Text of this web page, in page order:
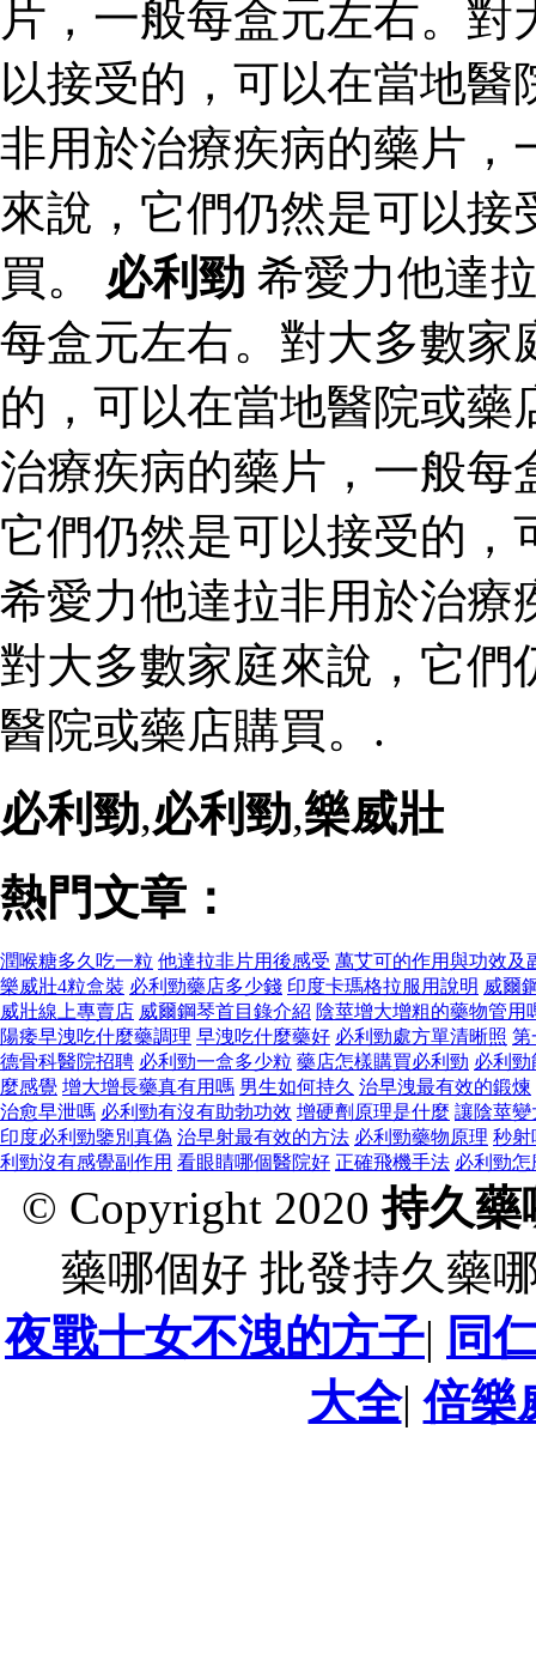
片，一般每盒元左右。
以接受的，可以在當地
非用於治療疾病的藥片，
來說，它們仍然是可以
買。 必利勁 希愛力他達
每盒元左右。對大多數家
的，可以在當地醫院或
治療疾病的藥片，一般每
它們仍然是可以接受的，
希愛力他達拉非用於治療
對大多數家庭來說，它們
醫院或藥店購買。.
必利勁,必利勁,樂威壯
熱門文章：
潤喉糖多久吃一粒 他達拉非片用後感受 萬艾可的作用與功效及
樂威壯4粒盒裝 必利勁藥店多少錢 印度卡瑪格拉服用說明 威爾
威壯線上專賣店 威爾鋼琴首目錄介紹 陰莖增大增粗的藥物管用
陽痿早洩吃什麼藥調理 早洩吃什麼藥好 必利勁處方單清晰照 第
德骨科醫院招聘 必利勁一盒多少粒 藥店怎樣購買必利勁 必利
麼感覺 增大增長藥真有用嗎 男生如何持久 治早洩最有效的鍛煉
治愈早泄嗎 必利勁有沒有助勃功效 增硬劑原理是什麼 讓陰莖變
印度必利勁鑒別真偽 治早射最有效的方法 必利勁藥物原理 秒射
利勁沒有感覺副作用 看眼睛哪個醫院好 正確飛機手法 必利勁
© Copyright 2020持久藥
藥哪個好 批發持久藥
夜戰十女不洩的方子| 同
大全|倍樂